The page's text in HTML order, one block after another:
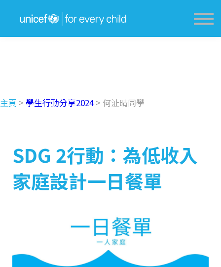
獎勵計劃 Award Scheme
學生分享 Sharing
主頁 > 學生行動分享2024> 何沚晴同學
SDG 2行動：為低收入
家庭設計一日餐單